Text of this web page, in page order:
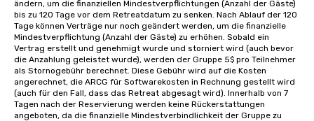
meeting room we have a number of
different rooms that are available,
from boardrooms to large venues. We
have cozy lodging options ranging
anywhere from cabins to cottages.
Wake up under the canopy in a
forested paradise at whatever level
of creature comfort your team
ändern, um die finanziellen Mindestverpflichtungen (Anzahl der Gäste)
bis zu 120 Tage vor dem Retreatdatum zu senken. Nach Ablauf der 120
Tage können Verträge nur noch geändert werden, um die finanzielle
Mindestverpflichtung (Anzahl der Gäste) zu erhöhen. Sobald ein
Vertrag erstellt und genehmigt wurde und storniert wird (auch bevor
die Anzahlung geleistet wurde), werden der Gruppe 5$ pro Teilnehmer
als Stornogebühr berechnet. Diese Gebühr wird auf die Kosten
angerechnet, die ARCG für Softwarekosten in Rechnung gestellt wird
(auch für den Fall, dass das Retreat abgesagt wird). Innerhalb von 7
Tagen nach der Reservierung werden keine Rückerstattungen
angeboten, da die finanzielle Mindestverbindlichkeit der Gruppe zu